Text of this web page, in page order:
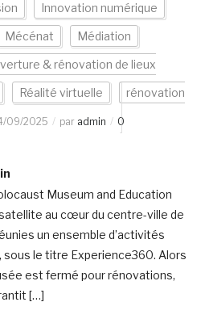
Innovation numérique
Mécénat Médiation
& rénovation de lieux
Réalité virtuelle rénovation
09/2025 par admin
0
Museum and Education
au cœur du centre-ville de
un ensemble d’activités
le titre Experience360. Alors
est fermé pour rénovations,
[…]